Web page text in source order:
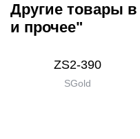
Другие товары
и прочее"
ZS2-390
SGold